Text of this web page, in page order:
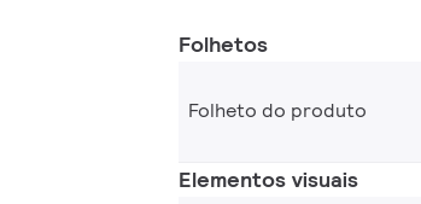
Folhetos
Folheto do produto
Elementos visuais